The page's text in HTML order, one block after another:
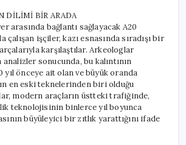
DİLİMİ BİR ARADA
arasında bağlantı sağlayacak A20
çalışan işçiler, kazı esnasında sıradışı bir
karşılaştılar. Arkeologlar
sonucunda, bu kalıntının
yıl önceye ait olan ve büyük oranda
en eski teknelerinden biri olduğu
modern araçların üstteki trafiğinde,
teknolojisinin binlerce yıl boyunca
büyüleyici bir zıtlık yarattığını ifade